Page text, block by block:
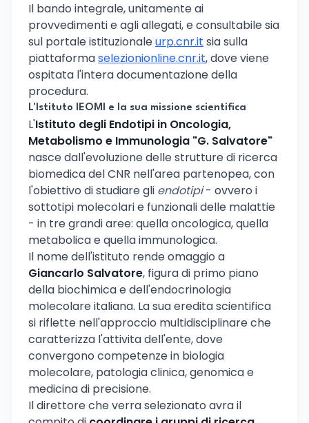
Il bando integrale, unitamente ai
provvedimenti e agli allegati, e consultabile sia
sul portale istituzionaleurp.cnr.it sia sulla
piattaformaselezionionline.cnr.it, dove viene
ospitata l'intera documentazione della
procedura.
L'Istituto IEOMI e la sua missione scientifica
L'Istituto degli Endotipi in Oncologia,
Metabolismo e Immunologia "G. Salvatore"
nasce dall'evoluzione delle strutture di ricerca
biomedica del CNR nell'area partenopea, con
l'obiettivo di studiare gli endotipi- ovvero i
sottotipi molecolari e funzionali delle malattie
- in tre grandi aree: quella oncologica, quella
metabolica e quella immunologica.
Il nome dell'istituto rende omaggio a
Giancarlo Salvatore, figura di primo piano
della biochimica e dell'endocrinologia
molecolare italiana. La sua eredita scientifica
si riflette nell'approccio multidisciplinare che
caratterizza l'attivita dell'ente, dove
convergono competenze in biologia
molecolare, patologia clinica, genomica e
medicina di precisione.
Il direttore che verra selezionato avra il